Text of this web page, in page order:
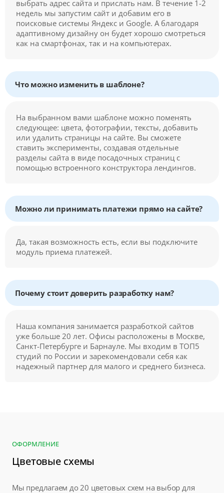
выбрать адрес сайта и прислать нам. В течение 1-2
недель мы запустим сайт и добавим его в
поисковые системы Яндекс и Google. А благодаря
адаптивному дизайну он будет хорошо смотреться
как на смартфонах, так и на компьютерах.
Что можно изменить в шаблоне?
На выбранном вами шаблоне можно поменять
следующее: цвета, фотографии, тексты, добавить
или удалить страницы на сайте. Вы сможете
ставить эксперименты, создавая отдельные
разделы сайта в виде посадочных страниц с
помощью встроенного конструктора лендингов.
Можно ли принимать платежи прямо на сайте?
Да, такая возможность есть, если вы подключите
модуль приема платежей.
Почему стоит доверить разработку нам?
Наша компания занимается разработкой сайтов
уже больше 20 лет. Офисы расположены в Москве,
Санкт-Петербурге и Барнауле. Мы входим в ТОП5
студий по России и зарекомендовали себя как
надежный партнер для малого и среднего бизнеса.
ОФОРМЛЕНИЕ
Цветовые схемы
Мы предлагаем до 20 цветовых схем на выбор для